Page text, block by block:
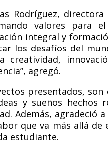
Rodríguez,
valores para
integral y
los desafíos del
creatividad,
agregó.
presentados,
y sueños hechos
Además,
que va más allá
estudiante.